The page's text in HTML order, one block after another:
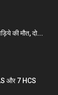
की मौत, दो...
और 7 HCS